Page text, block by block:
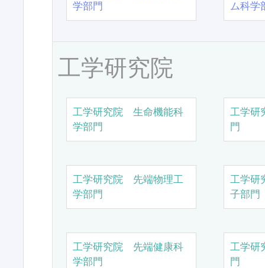
学部門
ム科学
工学研究院
工学研究院 生命機能科
学部門
工学研
門
工学研究院 先端物理工
学部門
工学研
子部門
工学研究院 先端健康科
学部門
工学研
門